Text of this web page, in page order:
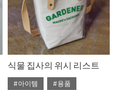
식물 집사의 위시 리스트
#아이템
#용품